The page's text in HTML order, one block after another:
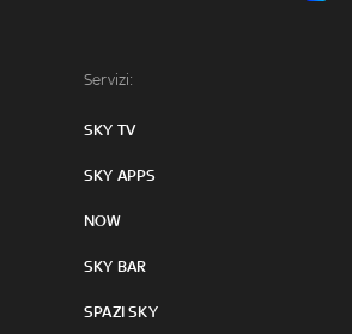
Servizi:
SKY TV
SKY APPS
NOW
SKY BAR
SPAZI SKY